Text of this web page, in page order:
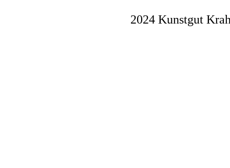
2024 Kunstgut